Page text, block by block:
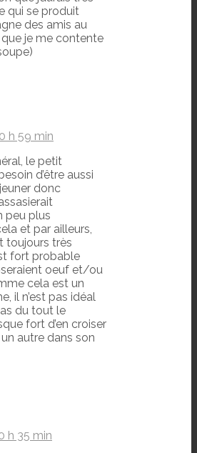
qui se produit
des amis au
je me contente
h 59 min
le petit
d’être aussi
donc
peu plus
et par ailleurs,
toujours très
fort probable
oeuf et/ou
cela est un
il n’est pas idéal
du tout le
fort d’en croiser
autre dans son
h 35 min